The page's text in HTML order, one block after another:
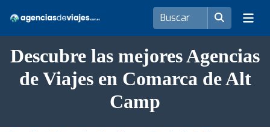
Descubre las mejores Agencias
de Viajes en Comarca de Alt
Camp